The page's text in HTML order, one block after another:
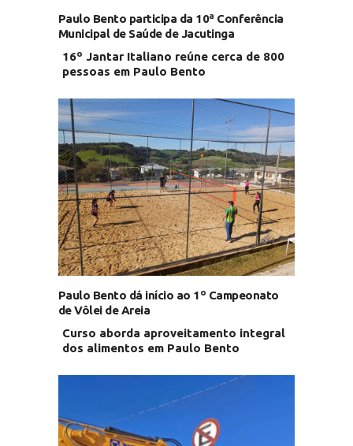
Paulo Bento participa da 10ª Conferência
Municipal de Saúde de Jacutinga
16º Jantar Italiano reúne cerca de 800
pessoas em Paulo Bento
Paulo Bento dá início ao 1º Campeonato
de Vôlei de Areia
Curso aborda aproveitamento integral
dos alimentos em Paulo Bento